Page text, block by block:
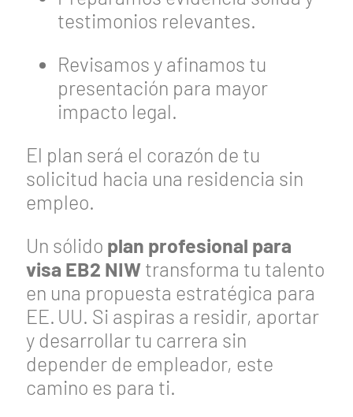
testimonios relevantes.
Revisamos y afinamos tu
presentación para mayor
impacto legal.
El plan será el corazón de tu
solicitud hacia una residencia sin
empleo.
Un sólido plan profesional para
visa EB2 NIW transforma tu talento
en una propuesta estratégica para
EE. UU. Si aspiras a residir, aportar
y desarrollar tu carrera sin
depender de empleador, este
camino es para ti.